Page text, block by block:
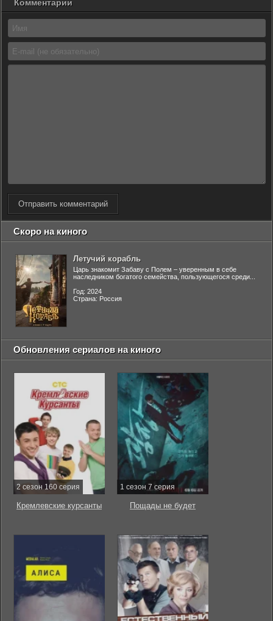
Комментарии
Отправить комментарий
Скоро на киного
Летучий корабль
Царь знакомит Забаву с Полем – уверенным в себе
наследником богатого семейства, пользующегося среди...
Год: 2024
Страна: Россия
Обновления сериалов на киного
2 сезон 160 серия
Кремлевские курсанты
1 сезон 7 серия
Пощады не будет